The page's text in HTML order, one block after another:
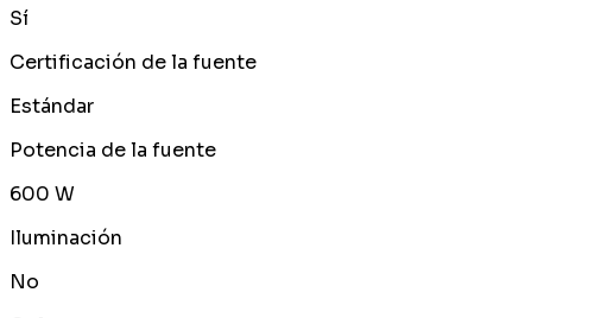
Sí
Certificación de la fuente
Estándar
Potencia de la fuente
600 W
Iluminación
No